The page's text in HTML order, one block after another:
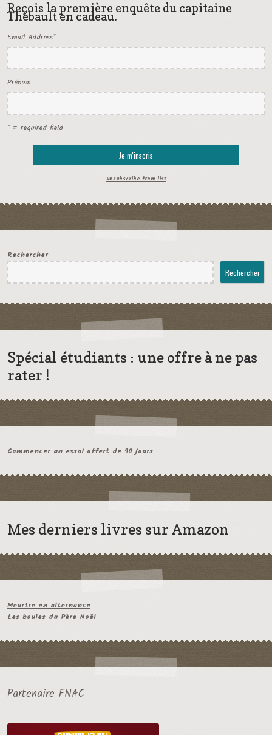
Reçois la première enquête du capitaine
Thébault en cadeau.
Email Address*
Prénom
* = required field
unsubscribe from list
Rechercher
Rechercher
Spécial étudiants : une offre à ne pas
rater !
Commencer un essai offert de 90 jours
Mes derniers livres sur Amazon
Meurtre en alternance
Les boules du Père Noël
Partenaire FNAC